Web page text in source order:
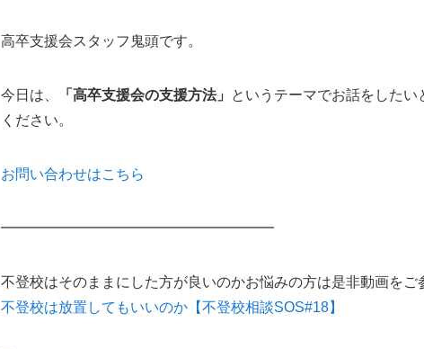
高卒支援会スタッフ鬼頭です。
今日は、 「高卒支援会の支援方法」
というテーマでお話をした
ください。
お問い合わせはこちら
━━━━━━━━━━━━━━━━━━━
不登校はそのままにした方が良いのかお悩みの方は是非動画をご
不登校は放置してもいいのか【不登校相談SOS#18】